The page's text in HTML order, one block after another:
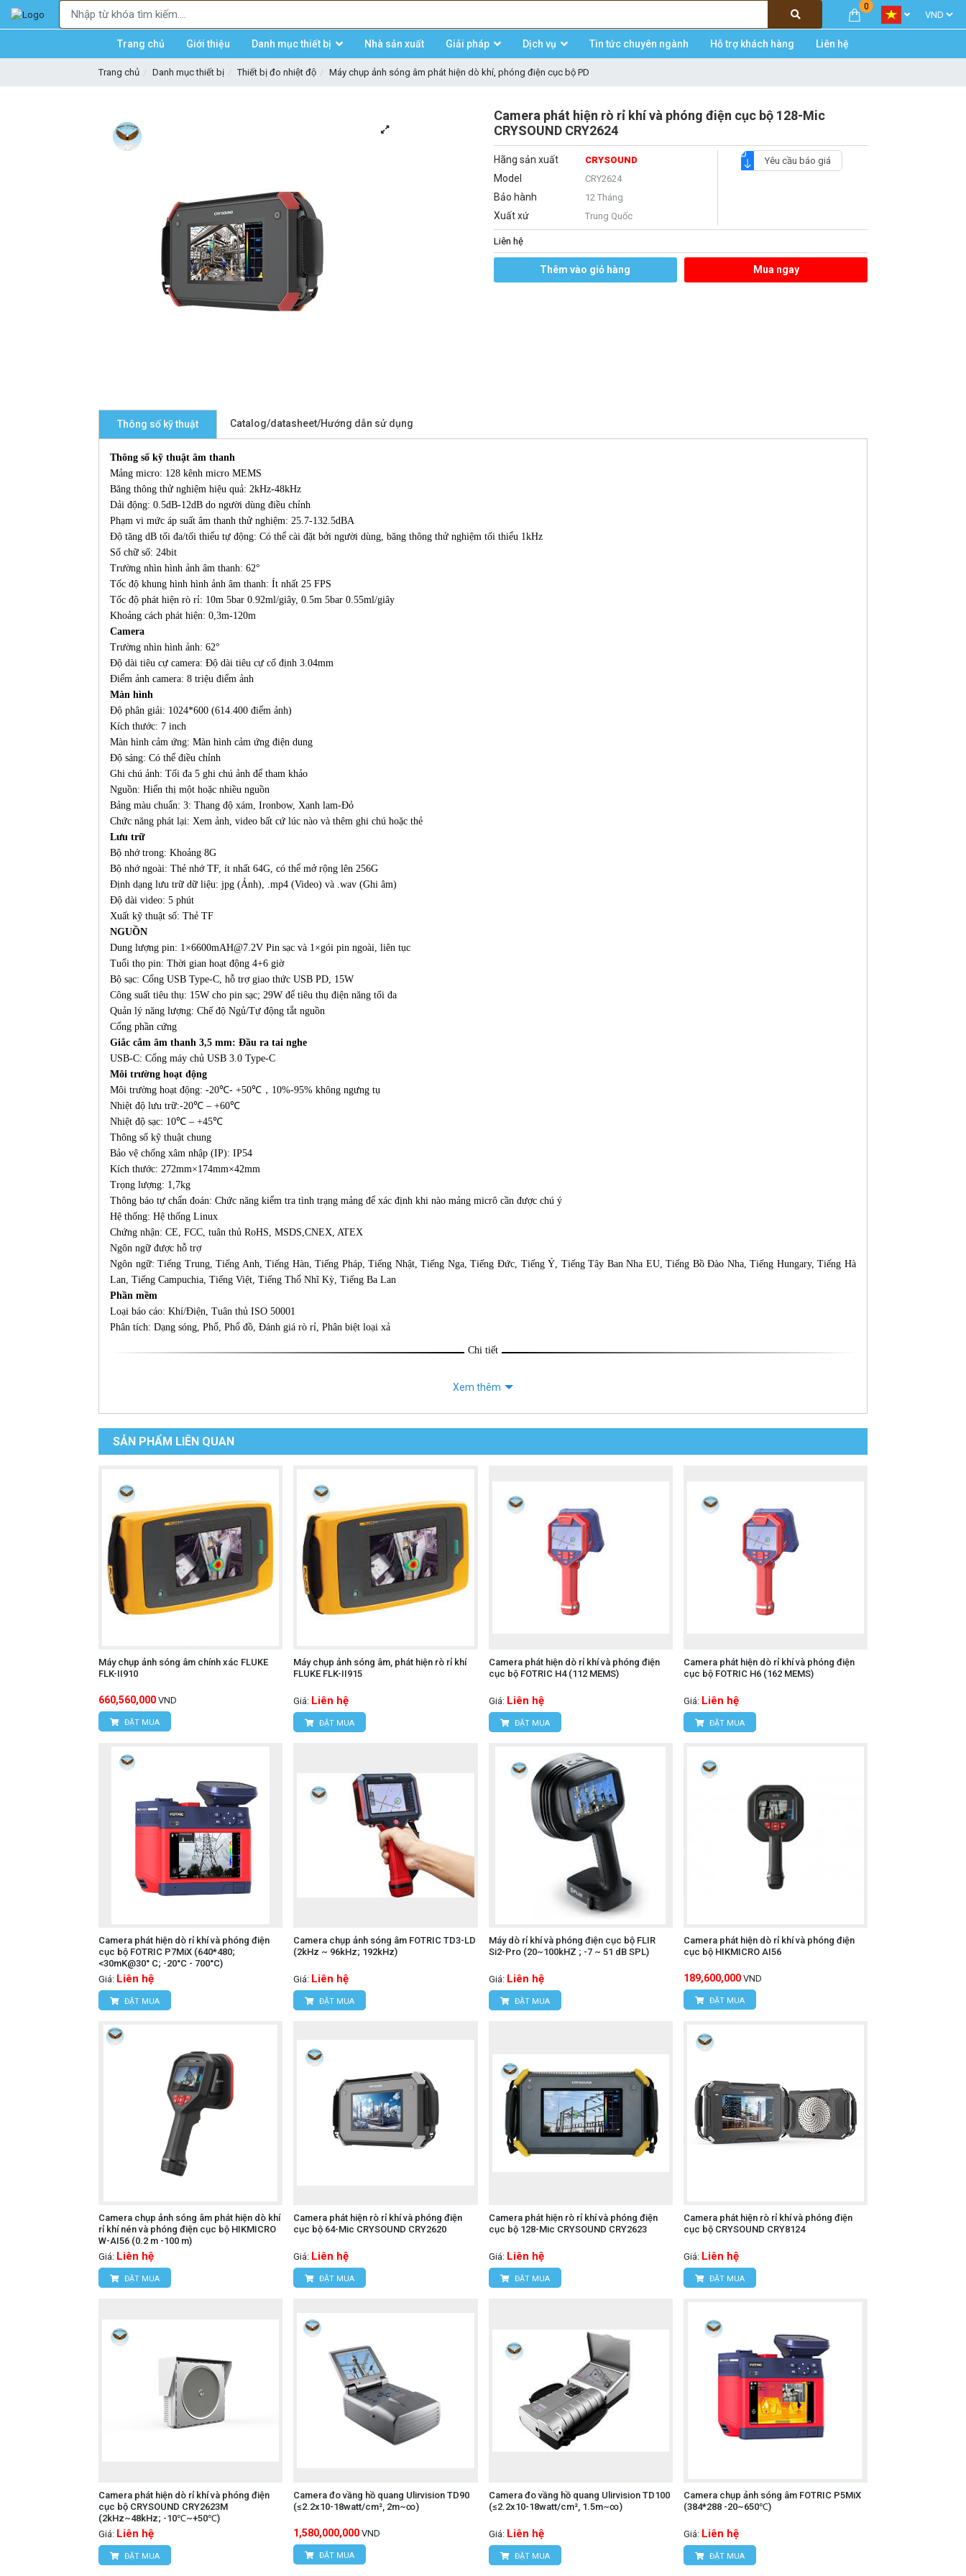
0
Trang chủ Giới thiệu Danh mục thiết bị Nhà sản xuất Giải pháp Dịch vụ Tin tức chuyên ngành Hỗ trợ khách hàng Liên hệ
Trang chủ Danh mục thiết bị Thiết bị đo nhiệt độ Máy chụp ảnh sóng âm phát hiện dò khí, phóng điện cục bộ PD
Camera phát hiện rò rỉ khí và phóng điện cục bộ 128-Mic
CRYSOUND CRY2624
Hãng sản xuất CRYSOUND
Model CRY2624
Bảo hành 12 Tháng
Xuất xứ Trung Quốc
Yêu cầu báo giá
Liên hệ
Thêm vào giỏ hàng Mua ngay
Thông số kỹ thuật Catalog/datasheet/Hướng dẫn sử dụng
Thông số kỹ thuật âm thanh
Mảng micro: 128 kênh micro MEMS
Băng thông thử nghiệm hiệu quả: 2kHz-48kHz
Dải động: 0.5dB-12dB do người dùng điều chỉnh
Phạm vi mức áp suất âm thanh thử nghiệm: 25.7-132.5dBA
Độ tăng dB tối đa/tối thiểu tự động: Có thể cài đặt bởi người dùng, băng thông thử nghiệm tối thiểu 1kHz
Số chữ số: 24bit
Trường nhìn hình ảnh âm thanh: 62°
Tốc độ khung hình hình ảnh âm thanh: Ít nhất 25 FPS
Tốc độ phát hiện rò rỉ: 10m 5bar 0.92ml/giây, 0.5m 5bar 0.55ml/giây
Khoảng cách phát hiện: 0,3m-120m
Camera
Trường nhìn hình ảnh: 62°
Độ dài tiêu cự camera: Độ dài tiêu cự cố định 3.04mm
Điểm ảnh camera: 8 triệu điểm ảnh
Màn hình
Độ phân giải: 1024*600 (614.400 điểm ảnh)
Kích thước: 7 inch
Màn hình cảm ứng: Màn hình cảm ứng điện dung
Độ sáng: Có thể điều chỉnh
Ghi chú ảnh: Tối đa 5 ghi chú ảnh để tham khảo
Nguồn: Hiển thị một hoặc nhiều nguồn
Bảng màu chuẩn: 3: Thang độ xám, Ironbow, Xanh lam-Đỏ
Chức năng phát lại: Xem ảnh, video bất cứ lúc nào và thêm ghi chú hoặc thẻ
Lưu trữ
Bộ nhớ trong: Khoảng 8G
Bộ nhớ ngoài: Thẻ nhớ TF, ít nhất 64G, có thể mở rộng lên 256G
Định dạng lưu trữ dữ liệu: jpg (Ảnh), .mp4 (Video) và .wav (Ghi âm)
Độ dài video: 5 phút
Xuất kỹ thuật số: Thẻ TF
NGUỒN
Dung lượng pin: 1×6600mAH@7.2V Pin sạc và 1×gói pin ngoài, liên tục
Tuổi thọ pin: Thời gian hoạt động 4+6 giờ
Bộ sạc: Cổng USB Type-C, hỗ trợ giao thức USB PD, 15W
Công suất tiêu thụ: 15W cho pin sạc; 29W để tiêu thụ điện năng tối đa
Quản lý năng lượng: Chế độ Ngủ/Tự động tắt nguồn
Cổng phần cứng
Giắc cắm âm thanh 3,5 mm: Đầu ra tai nghe
USB-C: Cổng máy chủ USB 3.0 Type-C
Môi trường hoạt động
Môi trường hoạt động: -20℃- +50℃，10%-95% không ngưng tụ
Nhiệt độ lưu trữ:-20℃ – +60℃
Nhiệt độ sạc: 10℃ – +45℃
Thông số kỹ thuật chung
Bảo vệ chống xâm nhập (IP): IP54
Kích thước: 272mm×174mm×42mm
Trọng lượng: 1,7kg
Thông báo tự chẩn đoán: Chức năng kiểm tra tình trạng mảng để xác định khi nào mảng micrô cần được chú ý
Hệ thống: Hệ thống Linux
Chứng nhận: CE, FCC, tuân thủ RoHS, MSDS,CNEX, ATEX
Ngôn ngữ được hỗ trợ
Ngôn ngữ: Tiếng Trung, Tiếng Anh, Tiếng Hàn, Tiếng Pháp, Tiếng Nhật, Tiếng Nga, Tiếng Đức, Tiếng Ý, Tiếng Tây Ban Nha EU, Tiếng Bồ Đào Nha, Tiếng Hungary, Tiếng Hà
Lan, Tiếng Campuchia, Tiếng Việt, Tiếng Thổ Nhĩ Kỳ, Tiếng Ba Lan
Phần mềm
Loại báo cáo: Khí/Điện, Tuân thủ ISO 50001
Phân tích: Dạng sóng, Phổ, Phổ đồ, Đánh giá rò rỉ, Phân biệt loại xả
Chi tiết
Xem thêm
SẢN PHẨM LIÊN QUAN
Máy chụp ảnh sóng âm chính xác FLUKE
FLK-II910
660,560,000 VND
ĐẶT MUA
Máy chụp ảnh sóng âm, phát hiện rò rỉ khí
FLUKE FLK-II915
Giá: Liên hệ
ĐẶT MUA
Camera phát hiện dò rỉ khí và phóng điện
cục bộ FOTRIC H4 (112 MEMS)
Giá: Liên hệ
ĐẶT MUA
Camera phát hiện dò rỉ khí và phóng điện
cục bộ FOTRIC H6 (162 MEMS)
Giá: Liên hệ
ĐẶT MUA
Camera phát hiện dò rỉ khí và phóng điện
cục bộ FOTRIC P7MiX (640*480;
<30mK@30° C; -20°C - 700°C)
Giá: Liên hệ
ĐẶT MUA
Camera chụp ảnh sóng âm FOTRIC TD3-LD
(2kHz ~ 96kHz; 192kHz)
Giá: Liên hệ
ĐẶT MUA
Máy dò rỉ khí và phóng điện cục bộ FLIR
Si2-Pro (20~100kHZ ; -7 ~ 51 dB SPL)
Giá: Liên hệ
ĐẶT MUA
Camera phát hiện dò rỉ khí và phóng điện
cục bộ HIKMICRO AI56
189,600,000 VND
ĐẶT MUA
Camera chụp ảnh sóng âm phát hiện dò khí
rỉ khí nén và phóng điện cục bộ HIKMICRO
W-AI56 (0.2 m -100 m)
Giá: Liên hệ
ĐẶT MUA
Camera phát hiện rò rỉ khí và phóng điện
cục bộ 64-Mic CRYSOUND CRY2620
Giá: Liên hệ
ĐẶT MUA
Camera phát hiện rò rỉ khí và phóng điện
cục bộ 128-Mic CRYSOUND CRY2623
Giá: Liên hệ
ĐẶT MUA
Camera phát hiện rò rỉ khí và phóng điện
cục bộ CRYSOUND CRY8124
Giá: Liên hệ
ĐẶT MUA
Camera phát hiện dò rỉ khí và phóng điện
cục bộ CRYSOUND CRY2623M
(2kHz~48kHz; -10℃~+50℃)
Giá: Liên hệ
ĐẶT MUA
Camera đo vầng hồ quang Ulirvision TD90
(≤2.2x10-18watt/cm², 2m~∞)
1,580,000,000 VND
ĐẶT MUA
Camera đo vầng hồ quang Ulirvision TD100
(≤2.2x10-18watt/cm², 1.5m~∞)
Giá: Liên hệ
ĐẶT MUA
Camera chụp ảnh sóng âm FOTRIC P5MiX
(384*288 -20~650℃)
Giá: Liên hệ
ĐẶT MUA